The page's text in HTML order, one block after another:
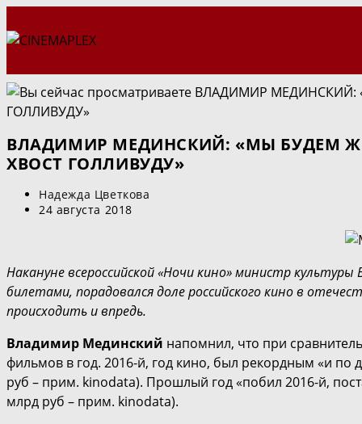
к
ВЛАДИМИР МЕДИНСКИЙ: «МЫ БУДЕМ
ХВОСТ ГОЛЛИВУДУ»
Автор
записи:
Надежда Цветкова
Запись
24 августа 2018
Накануне всероссийской «Ночи кино» министр
билетами, порадовался доле российского кино в
происходить и впредь.
Владимир Мединский напомнил, что при
фильмов в год. 2016-й, год кино, был рекордным «и по
руб – прим. kinodata). Прошлый год «побил 2016-й,
млрд руб – прим. kinodata).